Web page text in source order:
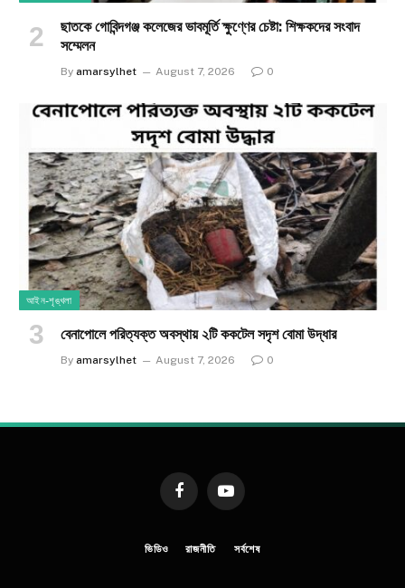
ছাতকে গোবিন্দগঞ্জ কলেজের ভাবমূর্তি ক্ষুণ্ণের চেষ্টা: শিক্ষকদের সংবাদ
সম্মেলন
By amarsylhet August 7, 2026 0
আইন-শৃঙ্খলা
​বেনাপোলে পরিত্যক্ত অবস্থায় ২টি ককটেল সদৃশ বোমা উদ্ধার
By amarsylhet August 7, 2026 0
FacebookYouTube
ভিডিও রাজনীতি সর্বশেষ